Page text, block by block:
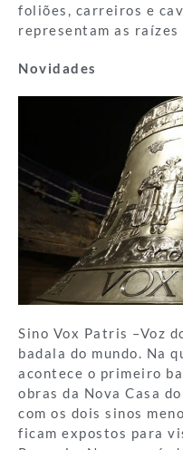
foliões, carreiros e
representam as
Novidades
Sino Vox Patris –Voz
badala do mundo. Na
acontece o primeiro
obras da Nova Casa
com os dois sinos
ficam expostos para